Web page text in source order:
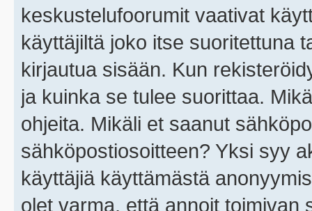
keskustelufoorumit vaativat
käyttäjiltä joko itse suoritettuna
kirjautua sisään. Kun
ja kuinka se tulee suorittaa.
ohjeita. Mikäli et saanut
sähköpostiosoitteen? Yksi syy
käyttäjiä käyttämästä
olet varma, että annoit toimivan